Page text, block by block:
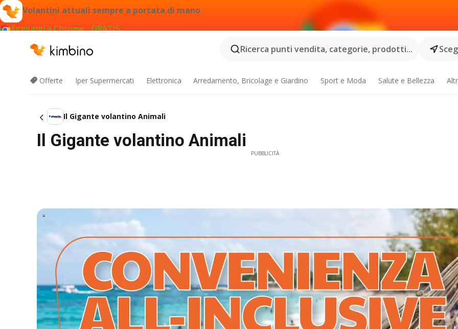
Volantini attuali sempre a portata di mano
Aggiungi a Chrome - GRATIS
Ricerca punti vendita, categorie, prodotti...
Offerte Iper Supermercati Elettronica Arredamento, Bricolage e Giardino Sport e Moda Salute e Bellezza
Il Gigante volantino Animali
Il Gigante volantino Animali
PUBBLICITÀ